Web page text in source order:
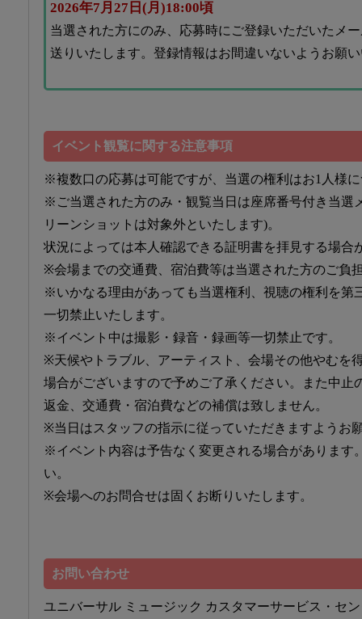
2026年7月27日(月)18:00頃
当選された方にのみ、応募時にご登録いただいたメ
送りいたします。登録情報はお間違いないようお願
イベント観覧に関する注意事項
※複数口の応募は可能ですが、当選の権利はお1人様
※ご当選された方のみ・観覧当日は座席番号付き当選
リーンショットは対象外といたします)。
状況によっては本人確認できる証明書を拝見する場
※会場までの交通費、宿泊費等は当選された方のご負
※いかなる理由があっても当選権利、視聴の権利を第
一切禁止いたします。
※イベント中は撮影・録音・録画等一切禁止です。
※天候やトラブル、アーティスト、会場その他やむを
場合がございますので予めご了承ください。また中止
返金、交通費・宿泊費などの補償は致しません。
※当日はスタッフの指示に従っていただきますようお
※イベント内容は予告なく変更される場合があります
い。
※会場へのお問合せは固くお断りいたします。
お問い合わせ
ユニバーサル ミュージック カスタマーサービス・セ